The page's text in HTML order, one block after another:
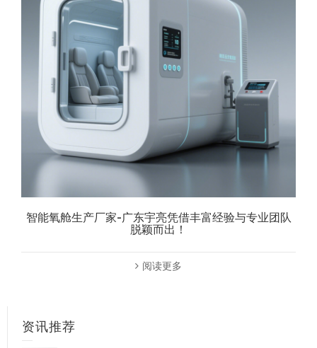
智能氧舱生产厂家-广东宇亮凭借丰富经验与专业团队
脱颖而出！
阅读更多
资讯推荐